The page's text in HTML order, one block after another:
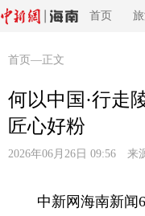
首页
首页 —正文
何以中国·行走
匠心好粉
2026年06月26日 09:56 来
中新网海南新闻6